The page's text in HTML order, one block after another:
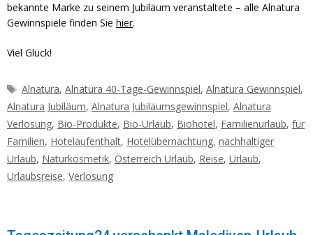
bekannte Marke zu seinem Jubiläum veranstaltete – alle Alnatura
Gewinnspiele finden Sie hier.
Viel Glück!
Schlagwörter
Alnatura,Alnatura 40-Tage-Gewinnspiel,Alnatura Gewinnspiel,
Alnatura Jubiläum, Alnatura Jubiläumsgewinnspiel, Alnatura
Verlosung, Bio-Produkte, Bio-Urlaub, Biohotel, Familienurlaub, für
Familien, Hotelaufenthalt, Hotelübernachtung, nachhaltiger
Urlaub, Naturkosmetik, Österreich Urlaub, Reise, Urlaub,
Urlaubsreise, Verlosung